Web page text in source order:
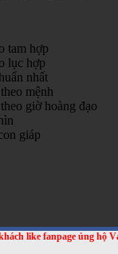
like fanpage ủng hộ
tam hợp
lục hợp
nhất
mệnh
giờ hoàng đạo
giáp